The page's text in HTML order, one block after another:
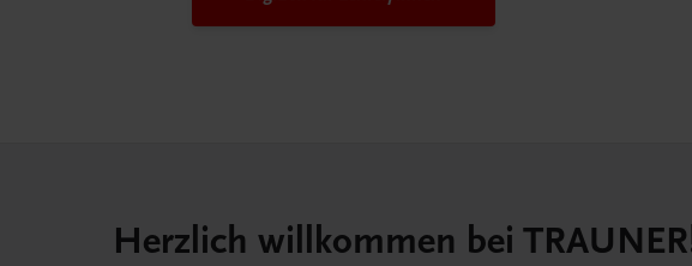
Herzlich willkommen bei